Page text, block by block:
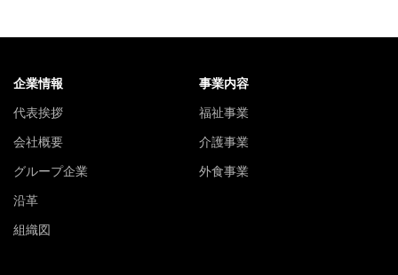
企業情報
代表挨拶
会社概要
グループ企業
沿革
組織図
事業内容
福祉事業
介護事業
外食事業